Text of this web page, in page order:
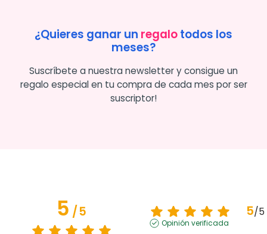
¿Quieres ganar un regalotodos los
meses?
Suscríbete a nuestra newsletter y consigue un
regalo especial en tu compra de cada mes por ser
suscriptor!
5/5 5/5
Opinión verificada